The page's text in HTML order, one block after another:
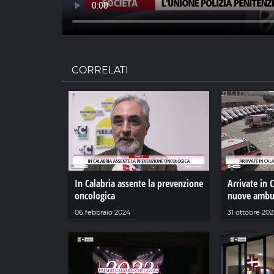
CORRELATI
In Calabria assente la prevenzione
oncologica
06 febbraio 2024
Arrivate in
nuove
31 ottobre